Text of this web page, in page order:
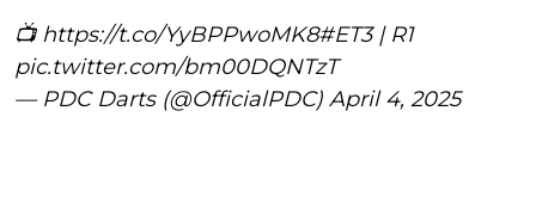
📺 https://t.co/YyBPPwoMK8#ET3| R1
pic.twitter.com/bm00DQNTzT
— PDC Darts (@OfficialPDC) April 4, 2025